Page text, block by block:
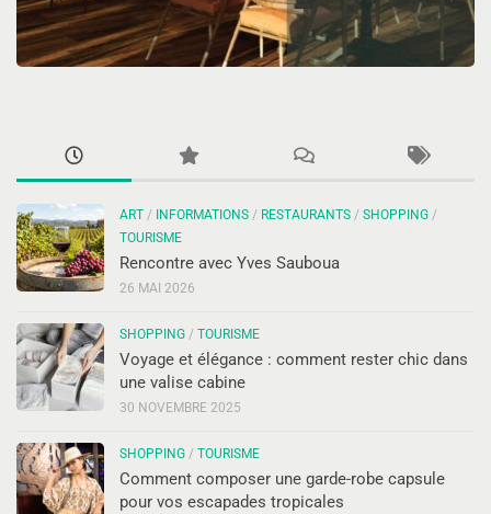
ART / INFORMATIONS / RESTAURANTS / SHOPPING /
TOURISME
Rencontre avec Yves Sauboua
26 MAI 2026
SHOPPING / TOURISME
Voyage et élégance : comment rester chic dans
une valise cabine
30 NOVEMBRE 2025
SHOPPING / TOURISME
Comment composer une garde-robe capsule
pour vos escapades tropicales